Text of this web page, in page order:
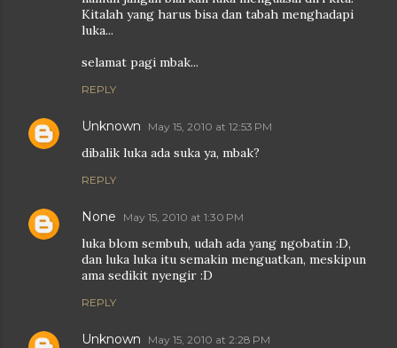
Kitalah yang harus bisa dan tabah menghadapi
luka...
selamat pagi mbak...
REPLY
Unknown May 15, 2010 at 12:53 PM
dibalik luka ada suka ya, mbak?
REPLY
None May 15, 2010 at 1:30 PM
luka blom sembuh, udah ada yang ngobatin :D,
dan luka luka itu semakin menguatkan, meskipun
ama sedikit nyengir :D
REPLY
Unknown May 15, 2010 at 2:28 PM